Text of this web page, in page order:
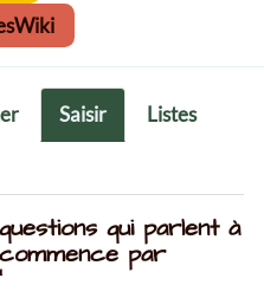
Saisir Listes
qui parlent à
par